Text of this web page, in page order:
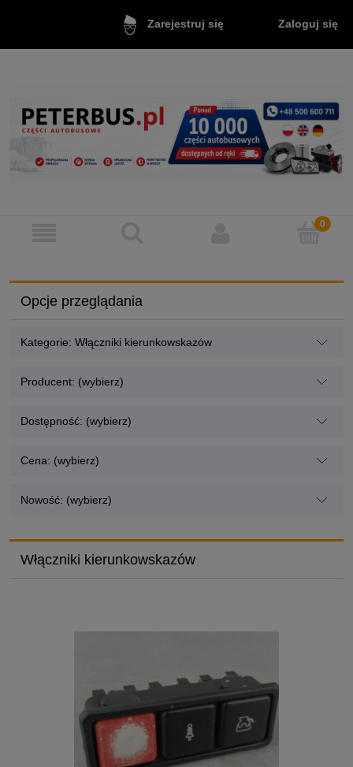
Zarejestruj się Zaloguj się
Opcje przeglądania
Kategorie: Włączniki kierunkowskazów
Producent: (wybierz)
Dostępność: (wybierz)
Cena: (wybierz)
Nowość: (wybierz)
Włączniki kierunkowskazów